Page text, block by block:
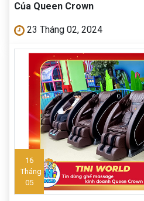
Của Queen Crown
23 Tháng 02, 2024
16
Tháng
05